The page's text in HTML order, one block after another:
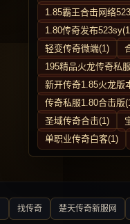
1.85霸王合击网络
1.80传奇发布
轻变传奇微端(1)
195精品火龙传奇私
新开传奇1.85火龙版
传奇私服1.80合击版
圣域传奇合击(1)
单职业传奇白客(1)
找传奇 楚天传奇新服网